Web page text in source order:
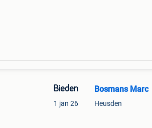
Bieden
1 jan 26
Bosmans Marc
Heusden